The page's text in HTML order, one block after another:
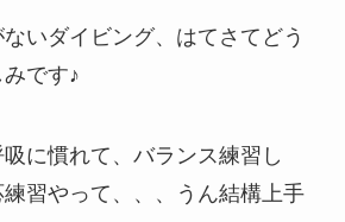
いダイビング、はてさてどう
です♪
に慣れて、バランス練習し
習やって、、、うん結構上手